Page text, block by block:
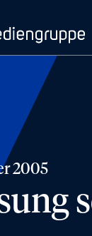
2005